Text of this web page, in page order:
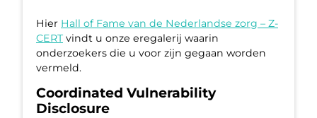
Hier Hall of Fame van de Nederlandse zorg – Z-
CERT vindt u onze eregalerij waarin
onderzoekers die u voor zijn gegaan worden
vermeld.
Coordinated Vulnerability
Disclosure